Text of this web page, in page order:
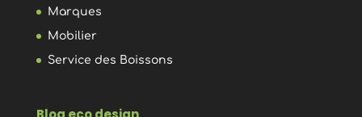
Marques
Mobilier
Service des Boissons